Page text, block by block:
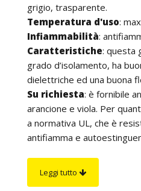
grigio, trasparente.
Temperatura d'uso:
Infiammabilità:
Caratteristiche: questa
grado d’isolamento, ha
dielettriche ed una buona
Su richiesta: è fornibile
arancione e viola. Per
a normativa UL, che è
antifiamma e
quantità è possibile
parete maggiorato ed è
Leggi tutto